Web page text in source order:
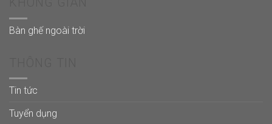
Bàn ghế ngoài trời
Tin tức
Tuyển dụng